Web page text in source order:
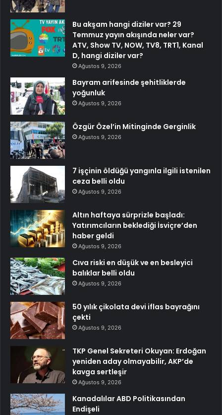
Bu akşam hangi diziler var? 29
Temmuz yayın akışında neler var?
ATV, Show TV, NOW, TV8, TRT1, Kanal
D, hangi diziler var?
Ağustos 9, 2026
Bayram arifesinde şehitliklerde
yoğunluk
Ağustos 9, 2026
Özgür Özel’in Mitinginde Gerginlik
Ağustos 9, 2026
7 işçinin öldüğü yangınla ilgili istenilen
ceza belli oldu
Ağustos 9, 2026
Altın haftaya sürprizle başladı:
Yatırımcıların beklediği İsviçre’den
haber geldi
Ağustos 9, 2026
Cıva riski en düşük ve en besleyici
balıklar belli oldu
Ağustos 9, 2026
50 yılık çikolata devi iflas bayrağını
çekti
Ağustos 9, 2026
TKP Genel Sekreteri Okuyan: Erdoğan
yeniden aday olmayabilir, AKP’de
kavga sertleşir
Ağustos 9, 2026
Kanadalılar ABD Politikasından
Endişeli